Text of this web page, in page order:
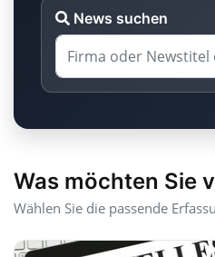
News suchen
Was möchten Sie
Wählen Sie die passende